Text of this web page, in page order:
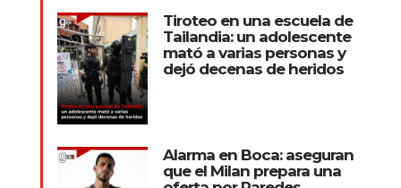
Tiroteo en una escuela de
Tailandia: un adolescente
mató a varias personas y
dejó decenas de heridos
Alarma en Boca: aseguran
que el Milan prepara una